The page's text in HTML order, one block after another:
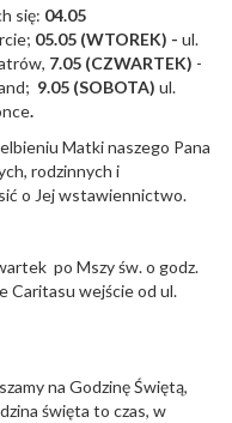
się: 04.05
05.05 (WTOREK) - ul.
7.05 (CZWARTEK) -
9.05 (SOBOTA) ul.
.
Matki naszego Pana
rodzinnych i
o Jej wstawiennictwo.
po Mszy św. o godz.
Caritasu wejście od ul.
na Godzinę Świętą,
święta to czas, w